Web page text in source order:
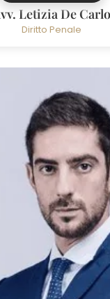
Letizia De
Diritto Penale